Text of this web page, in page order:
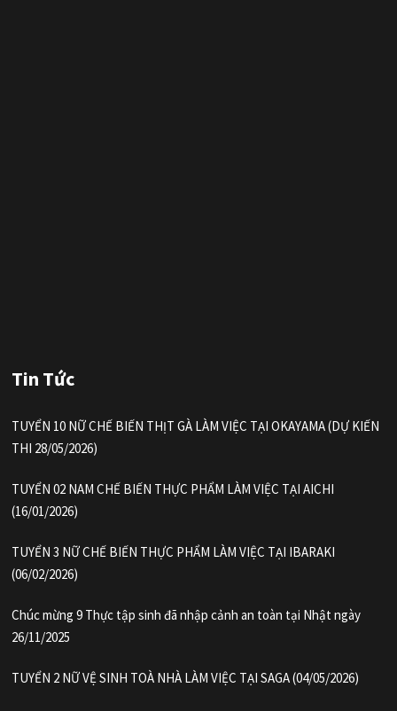
Tin Tức
TUYỂN 10 NỮ CHẾ BIẾN THỊT GÀ LÀM VIỆC TẠI OKAYAMA (DỰ KIẾN
THI 28/05/2026)
TUYỂN 02 NAM CHẾ BIẾN THỰC PHẨM LÀM VIỆC TẠI AICHI
(16/01/2026)
TUYỂN 3 NỮ CHẾ BIẾN THỰC PHẨM LÀM VIỆC TẠI IBARAKI
(06/02/2026)
Chúc mừng 9 Thực tập sinh đã nhập cảnh an toàn tại Nhật ngày
26/11/2025
TUYỂN 2 NỮ VỆ SINH TOÀ NHÀ LÀM VIỆC TẠI SAGA (04/05/2026)